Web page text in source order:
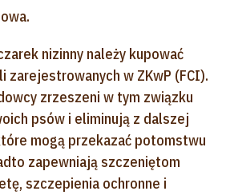
nizinny należy kupować
zarejestrowanych w ZKwP (FCI).
zrzeszeni w tym związku
psów i eliminują z dalszej
mogą przekazać potomstwu
zapewniają szczeniętom
szczepienia ochronne i